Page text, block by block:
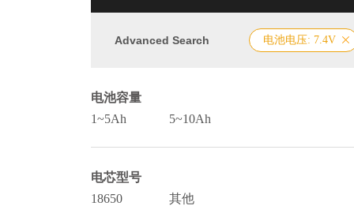
Advanced Search 电池电压: 7.4V
电池容量
1~5Ah
5~10Ah
电芯型号
18650
其他